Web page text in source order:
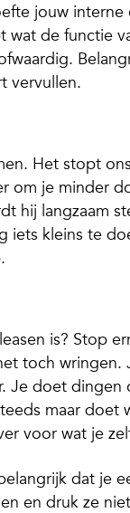
jouw
wat de functie
vervullen.
Het stopt
om je minder
hij langzaam
iets kleins te
is? Stop
toch wringen.
Je doet
maar doet
voor wat je
dat je
en druk ze